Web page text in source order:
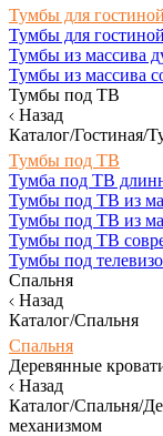
Тумбы для гостиной
Тумбы для
Тумбы из массива
Тумбы из массива
Тумбы под ТВ
Назад
Каталог/Гостиная/
Тумбы под ТВ
Тумба под ТВ
Тумбы под ТВ из
Тумбы под ТВ из
Тумбы под ТВ
Тумбы под
Спальня
Назад
Каталог/Спальня
Спальня
Деревянные
Назад
Каталог/Спальня/
механизмом